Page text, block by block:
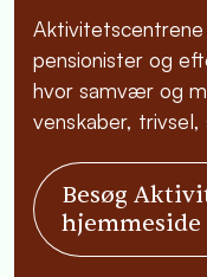
pensionister og
hvor samvær og
venskaber,
Besøg
hjemmeside